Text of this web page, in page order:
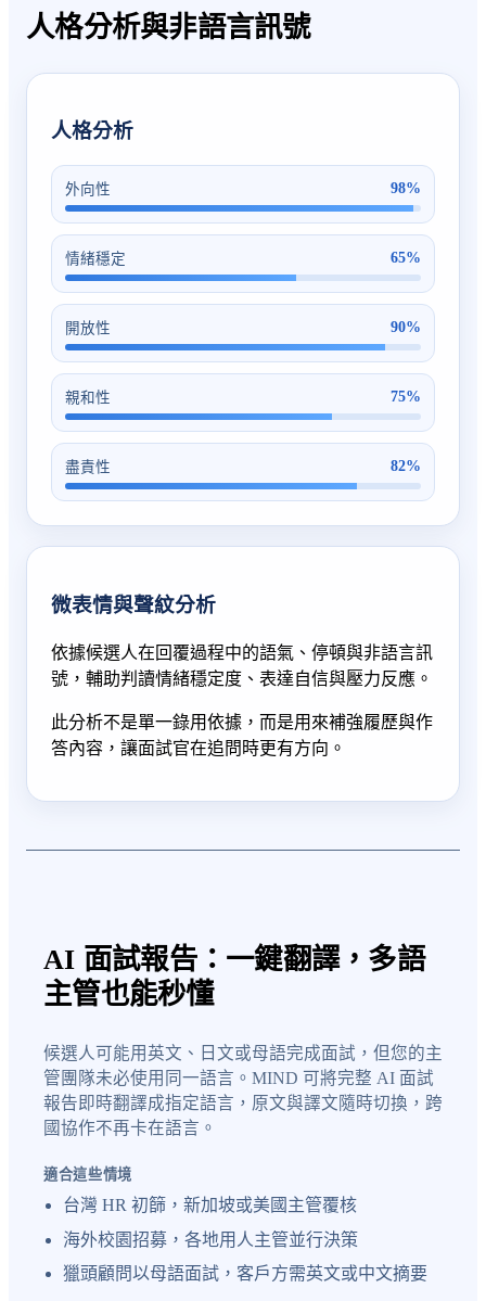
人格分析與非語言訊號
人格分析
外向性 98%
情緒穩定 65%
開放性 90%
親和性 75%
盡責性 82%
微表情與聲紋分析
依據候選人在回覆過程中的語氣、停頓與非語言訊
號，輔助判讀情緒穩定度、表達自信與壓力反應。
此分析不是單一錄用依據，而是用來補強履歷與作
答內容，讓面試官在追問時更有方向。
AI 面試報告：一鍵翻譯，多語
主管也能秒懂
候選人可能用英文、日文或母語完成面試，但您的主
管團隊未必使用同一語言。MIND 可將完整 AI 面試
報告即時翻譯成指定語言，原文與譯文隨時切換，跨
國協作不再卡在語言。
適合這些情境
台灣 HR 初篩，新加坡或美國主管覆核
海外校園招募，各地用人主管並行決策
獵頭顧問以母語面試，客戶方需英文或中文摘要